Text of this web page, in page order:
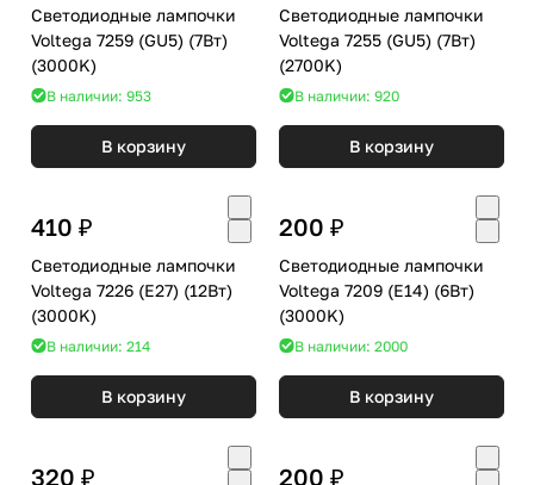
Светодиодные лампочки
Voltega 7259 (GU5) (7Вт)
(3000K)
В наличии: 953
В корзину
Светодиодные лампочки
Voltega 7255 (GU5) (7Вт)
(2700K)
В наличии: 920
В корзину
410 ₽
Светодиодные лампочки
Voltega 7226 (E27) (12Вт)
(3000K)
В наличии: 214
В корзину
200 ₽
Светодиодные лампочки
Voltega 7209 (E14) (6Вт)
(3000K)
В наличии: 2000
В корзину
320 ₽ 200 ₽